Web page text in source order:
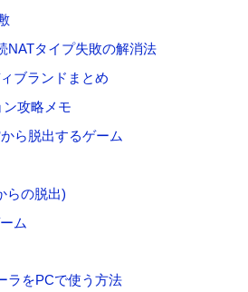
NATタイプ失敗の解消法
ブランドまとめ
攻略メモ
ら脱出するゲーム
らの脱出)
ム
ラをPCで使う方法